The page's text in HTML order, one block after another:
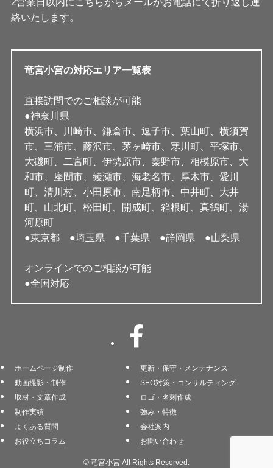
絡いたします。
竜宮小宮の対応エリア一覧表
直接訪問でのご相談が可能
●神奈川県
横浜市、川崎市、鎌倉市、逗子市、葉山町、横須賀
市、三浦市、藤沢市、茅ヶ崎市、寒川町、平塚市、
大磯町、二宮町、伊勢原市、秦野市、相模原市、大
和市、座間市、綾瀬市、海老名市、厚木市、愛川
町、清川村、小田原市、南足柄市、中井町、大井
町、山北町、松田町、開成町、箱根町、真鶴町、湯
河原町
●東京都 ●埼玉県 ●千葉県 ●静岡県 ●山梨県
オンラインでのご相談が可能
●全国対応
ホームページ制作
更新・保守・メンテナンス
動画撮影・制作
SEO対策・コンサルティング
取材・文章作成
ロゴ・名刺作成
制作実績
強み・特徴
よくある質問
会社案内
お役立ちコラム
お問い合わせ
© 竜宮小宮 All Rights Reserved.